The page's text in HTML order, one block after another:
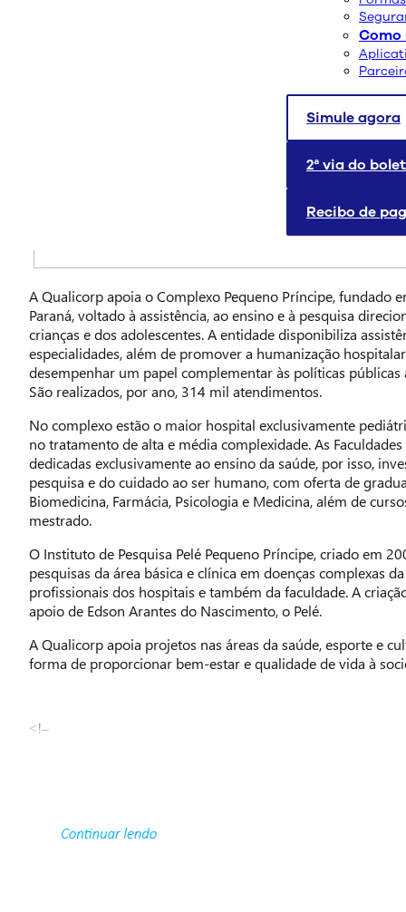
Simule agora
2ª via do
Recibo de
A Qualicorp apoia o Complexo Pequeno Príncipe, fundado
Paraná, voltado à assistência, ao ensino e à pesquisa
crianças e dos adolescentes. A entidade disponibiliza
especialidades, além de promover a humanização
desempenhar um papel complementar às políticas
São realizados, por ano, 314 mil atendimentos.
No complexo estão o maior hospital exclusivamente
no tratamento de alta e média complexidade. As
dedicadas exclusivamente ao ensino da saúde, por isso,
pesquisa e do cuidado ao ser humano, com oferta de
Biomedicina, Farmácia, Psicologia e Medicina, além de
mestrado.
O Instituto de Pesquisa Pelé Pequeno Príncipe, criado em
pesquisas da área básica e clínica em doenças complexas
profissionais dos hospitais e também da faculdade. A
apoio de Edson Arantes do Nascimento, o Pelé.
A Qualicorp apoia projetos nas áreas da saúde, esporte e
forma de proporcionar bem-estar e qualidade de vida à
<!–